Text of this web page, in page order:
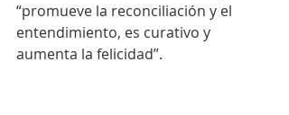
“promueve la reconciliación y el
entendimiento, es curativo y
aumenta la felicidad”.